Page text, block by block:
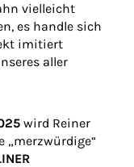
vielleicht
es handle sich
imitiert
aller
wird Reiner
„merzwürdige“